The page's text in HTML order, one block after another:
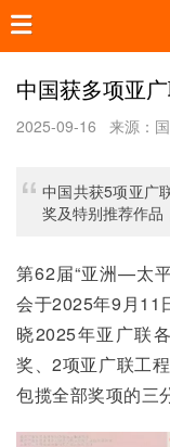
中国获多项亚
2025-09-16 来源：
中国共获5项亚广
奖及特别推荐作品
第62届“亚洲—太
会于2025年9月11
晓2025年亚广联
奖、2项亚广联工
包揽全部奖项的三